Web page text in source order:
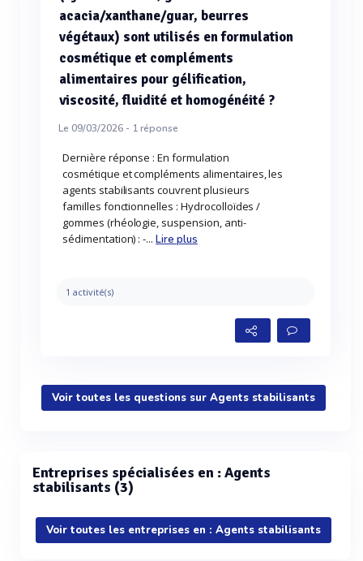
acacia/xanthane/guar, beurres
végétaux) sont utilisés en formulation
cosmétique et compléments
alimentaires pour gélification,
viscosité, fluidité et homogénéité ?
Le 09/03/2026 - 1réponse
Dernière réponse : En formulation
cosmétique et compléments alimentaires, les
agents stabilisants couvrent plusieurs
familles fonctionnelles : Hydrocolloïdes /
gommes (rhéologie, suspension, anti-
sédimentation) : -...Lire plus
1 activité(s)
Voir toutes les questions sur Agents stabilisants
Entreprises spécialisées en : Agents
stabilisants (3)
Voir toutes les entreprises en : Agents stabilisants